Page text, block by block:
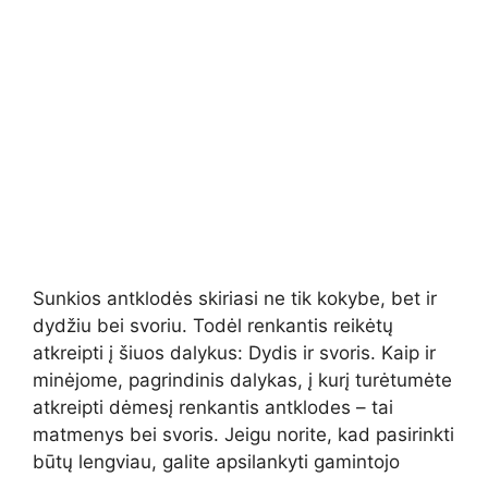
Sunkios antklodės skiriasi ne tik kokybe, bet ir
dydžiu bei svoriu. Todėl renkantis reikėtų
atkreipti į šiuos dalykus: Dydis ir svoris. Kaip ir
minėjome, pagrindinis dalykas, į kurį turėtumėte
atkreipti dėmesį renkantis antklodes – tai
matmenys bei svoris. Jeigu norite, kad pasirinkti
būtų lengviau, galite apsilankyti gamintojo